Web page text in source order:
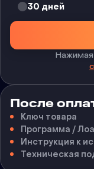
30 дней
Нажимая
После
Ключ товара
Программа /
Инструкция к
Техническая